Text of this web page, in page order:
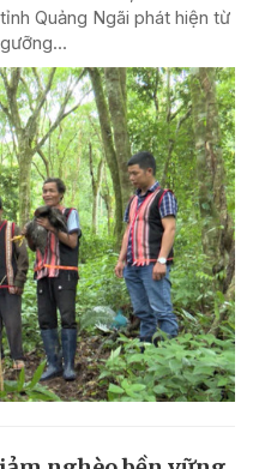
Quảng Ngãi phát hiện từ